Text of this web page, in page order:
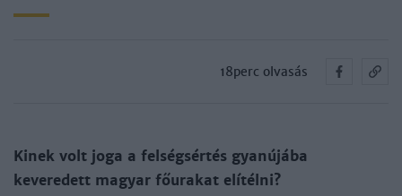
18perc olvasás
Kinek volt joga a felségsértés gyanújába
keveredett magyar főurakat elítélni?